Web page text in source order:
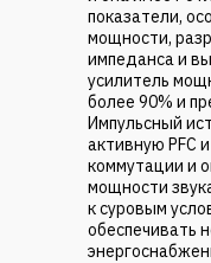
показатели,
мощности,
импеданса и
усилитель
более 90% и
Импульсный
активную PFC
коммутации и
мощности
к суровым
обеспечивать